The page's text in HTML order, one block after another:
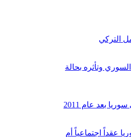
التركي
وتأثره بحالة
بعد عام 2011
عقداً اجتماعياً أم